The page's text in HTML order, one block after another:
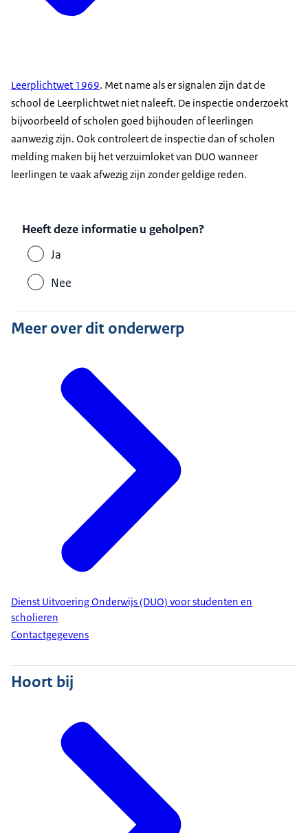
Leerplichtwet 1969. Met name als er signalen zijn dat de
school de Leerplichtwet niet naleeft. De inspectie onderzoekt
bijvoorbeeld of scholen goed bijhouden of leerlingen
aanwezig zijn. Ook controleert de inspectie dan of scholen
melding maken bij het verzuimloket van DUO wanneer
leerlingen te vaak afwezig zijn zonder geldige reden.
Heeft deze informatie u geholpen?
Ja
Nee
Meer over dit onderwerp
Dienst Uitvoering Onderwijs (DUO) voor studenten en
scholieren
Contactgegevens
Hoort bij